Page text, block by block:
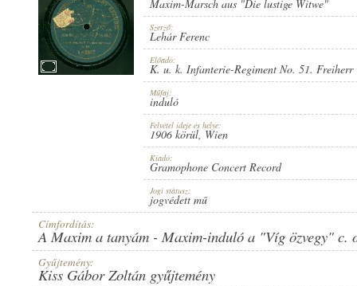
PUBLICATION:
GRAMOPHONE CONCERT RECORD
RECORD NUMBER: V.*20177
Maxim-Marsch aus "Die lustige Witwe"
Szerző:
Lehár Ferenc
Előadó:
K. u. k. Infanterie-Regiment No. 51. Freiherr
Műfaj:
induló
Felvétel ideje és helye:
1906 körül, Wien
Kiadó:
Gramophone Concert Record
Jogi státusz:
jogvédett mű
Címfordítás:
A Maxim a tanyám - Maxim-induló a "Víg özvegy" c.
Gyűjtemény:
Kiss Gábor Zoltán gyűjtemény